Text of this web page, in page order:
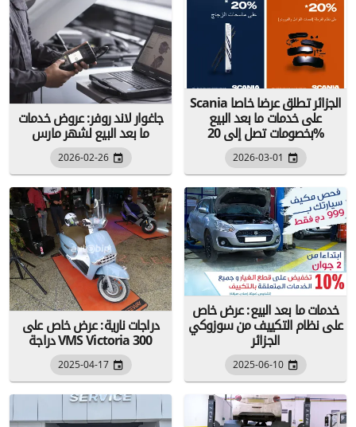
Scania الجزائر تطلق عرضا خاصا
على خدمات ما بعد البيع
بخصومات تصل إلى 20%
2026-03-01
جاغوار لاند روفر: عروض خدمات
ما بعد البيع لشهر مارس
2026-02-26
خدمات ما بعد البيع: عرض خاص
على نظام التكييف من سوزوكي
الجزائر
2025-06-10
دراجات نارية: عرض خاص على
دراجة VMS Victoria 300
2025-04-17